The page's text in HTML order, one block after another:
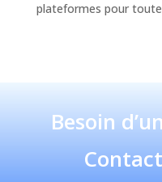
plateformes pour
Besoin